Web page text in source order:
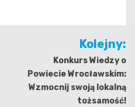
Kolejny:
Konkurs Wiedzy o
Powiecie Wrocławskim:
Wzmocnij swoją lokalną
tożsamość!